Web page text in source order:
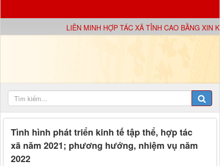
LIÊN MINH HỢP TÁC XÃ TỈNH CAO BẰNG XIN KÍNH
Tình hình phát triển kinh tế tập thể, hợp tác
xã năm 2021; phương hướng, nhiệm vụ năm
2022